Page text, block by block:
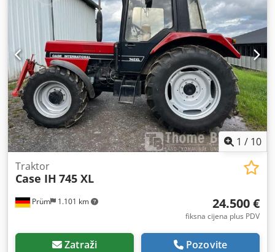
1 / 10
Prüm 1.101 km
Traktor
Case IH 745 XL
24.500 €
fiksna cijena plus PDV
Zatraži Pozovite